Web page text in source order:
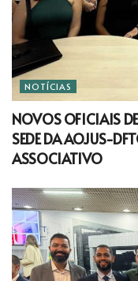
NOTÍCIAS
NOVOS OFICIAIS
SEDE DA AOJUS-
ASSOCIATIVO